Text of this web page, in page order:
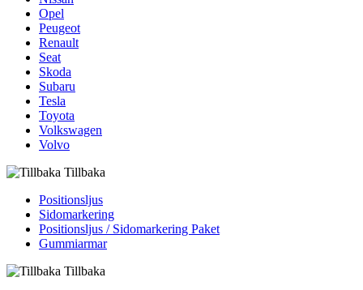
Opel
Peugeot
Renault
Seat
Skoda
Subaru
Tesla
Toyota
Volkswagen
Volvo
Tillbaka
Positionsljus
Sidomarkering
Positionsljus / Sidomarkering Paket
Gummiarmar
Tillbaka